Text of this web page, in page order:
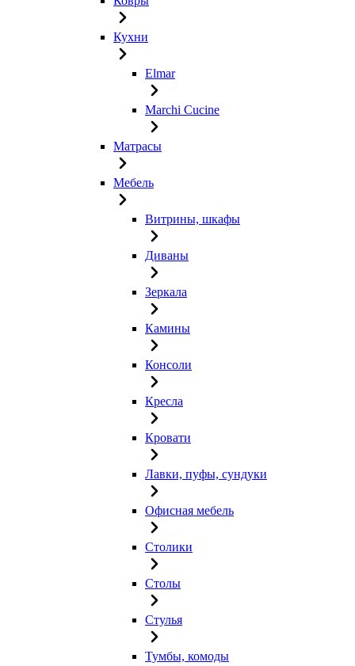
Кухни
Elmar
Marchi Cucine
Матрасы
Мебель
Витрины, шкафы
Диваны
Зеркала
Камины
Консоли
Кресла
Кровати
Лавки, пуфы, сундуки
Офисная мебель
Столики
Столы
Стулья
Тумбы, комоды